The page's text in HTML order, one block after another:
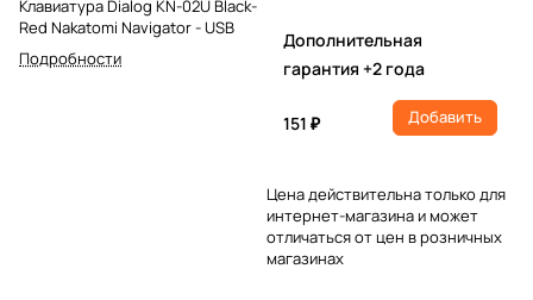
Клавиатура Dialog KN-02U Black-
Red Nakatomi Navigator - USB
Подробности
Дополнительная
гарантия +2 года
151 ₽ Добавить
Цена действительна только для
интернет-магазина и может
отличаться от цен в розничных
магазинах